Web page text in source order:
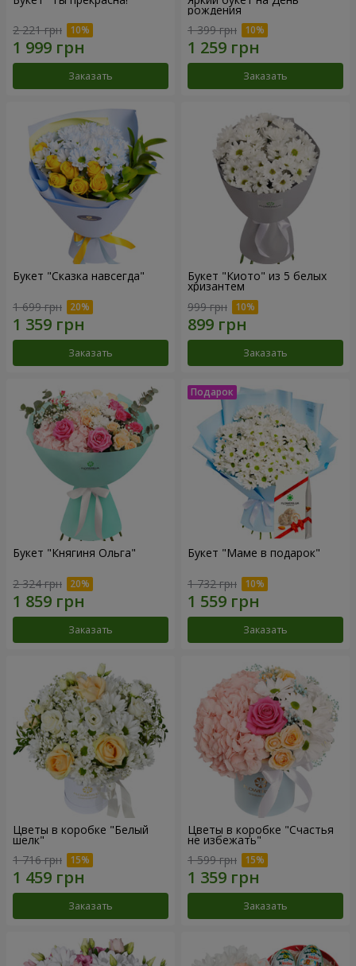
2 221 грн
Заказать
рождения
1 399 грн
Заказать
Букет "Сказка навсегда"
1 699 грн
Заказать
Букет "Киото" из 5 белых
хризантем
999 грн
Заказать
Букет "Княгиня Ольга"
2 324 грн
Заказать
Букет "Маме в подарок"
1 732 грн
Заказать
Цветы в коробке "Белый
шелк"
1 716 грн
Заказать
Цветы в коробке "Счастья
не избежать"
1 599 грн
Заказать